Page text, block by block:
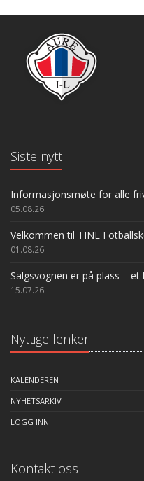
Siste nytt
Informasjonsmøte for alle
05.08.26
Velkommen til TINE
01.08.26
Salgsvognen er på plass –
15.07.26
Nyttige lenker
KALENDEREN
NYHETSARKIV
LOGG INN
Kontakt oss